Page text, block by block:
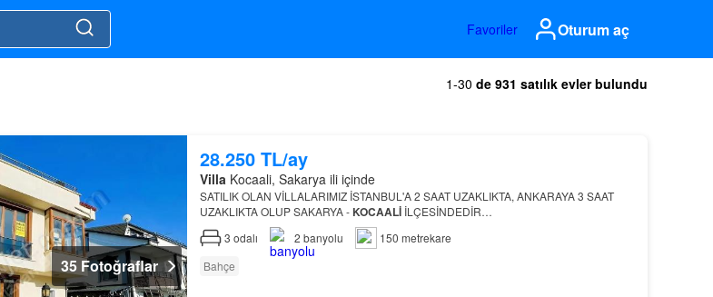
Favoriler Oturum aç
1-30 de 931 satılık evler bulundu
35 Fotoğraflar
28.250 TL/ay
VillaKocaali, Sakarya ili içinde
SATILIK OLAN VİLLALARIMIZ İSTANBUL'A 2 SAAT UZAKLIKTA, ANKARAYA 3 SAAT
UZAKLIKTA OLUP SAKARYA - KOCAALİİLÇESİNDEDİR…
3 odalı 2 banyolu
150 metrekare
Bahçe